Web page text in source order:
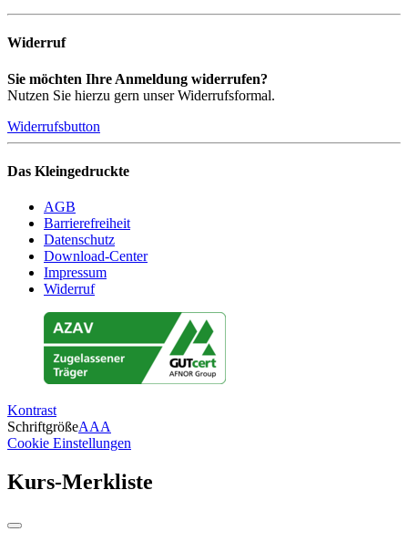
Widerruf
Sie möchten Ihre Anmeldung widerrufen?
Nutzen Sie hierzu gern unser Widerrufsformal.
Widerrufsbutton
Das Kleingedruckte
AGB
Barrierefreiheit
Datenschutz
Download-Center
Impressum
Widerruf
Kontrast
SchriftgrößeAAA
Cookie Einstellungen
Kurs-Merkliste